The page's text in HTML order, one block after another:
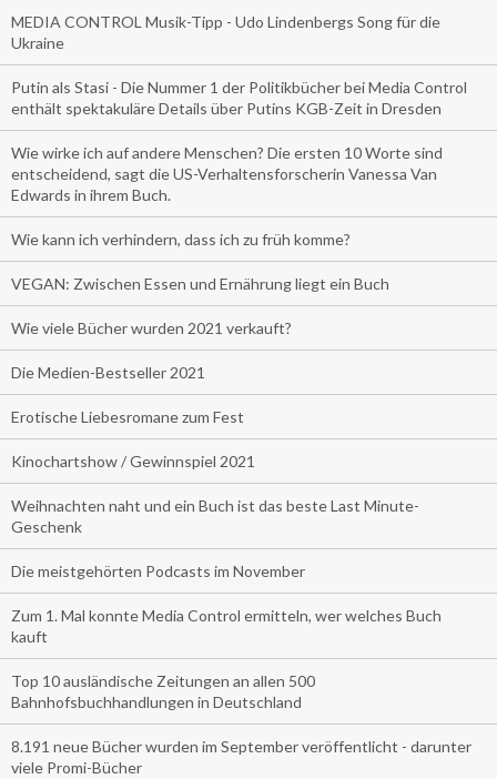
MEDIA CONTROL Musik-Tipp - Udo Lindenbergs Song für die
Ukraine
Putin als Stasi - Die Nummer 1 der Politikbücher bei Media Control
enthält spektakuläre Details über Putins KGB-Zeit in Dresden
Wie wirke ich auf andere Menschen? Die ersten 10 Worte sind
entscheidend, sagt die US-Verhaltensforscherin Vanessa Van
Edwards in ihrem Buch.
Wie kann ich verhindern, dass ich zu früh komme?
VEGAN: Zwischen Essen und Ernährung liegt ein Buch
Wie viele Bücher wurden 2021 verkauft?
Die Medien-Bestseller 2021
Erotische Liebesromane zum Fest
Kinochartshow / Gewinnspiel 2021
Weihnachten naht und ein Buch ist das beste Last Minute-
Geschenk
Die meistgehörten Podcasts im November
Zum 1. Mal konnte Media Control ermitteln, wer welches Buch
kauft
Top 10 ausländische Zeitungen an allen 500
Bahnhofsbuchhandlungen in Deutschland
8.191 neue Bücher wurden im September veröffentlicht - darunter
viele Promi-Bücher